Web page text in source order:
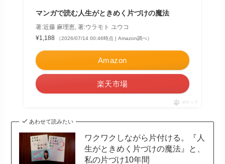
マンガで読む人生がときめく片づけの魔法
著:近藤 麻理恵, 著:ウラモト ユウコ
¥1,188
（2026/07/14 00:46時点 | Amazon調べ）
Amazon
楽天市場
ポチップ
あわせて読みたい
ワクワクしながら片付ける。『人
生がときめく片づけの魔法』と、
私の片づけ10年間